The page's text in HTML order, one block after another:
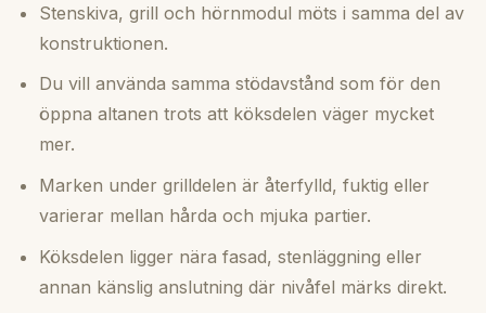
Stenskiva, grill och hörnmodul möts i samma del av
konstruktionen.
Du vill använda samma stödavstånd som för den
öppna altanen trots att köksdelen väger mycket
mer.
Marken under grilldelen är återfylld, fuktig eller
varierar mellan hårda och mjuka partier.
Köksdelen ligger nära fasad, stenläggning eller
annan känslig anslutning där nivåfel märks direkt.